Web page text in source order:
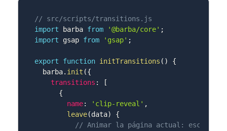
// src/scripts/transitions.js
import barba from '@barba/core' ;
import gsap from 'gsap' ;
export function initTransitions ( )
{
  barba
. init ({
transitions :
[
{
name: 'clip-reveal' ,
leave(data)
{
// Animar la página actual: escalar